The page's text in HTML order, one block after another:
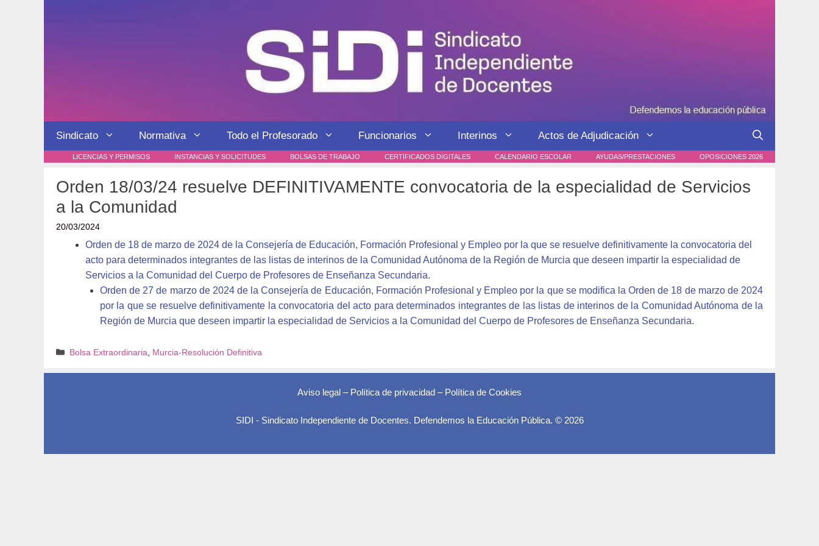
Sindicato Normativa Todo el Profesorado Funcionarios Interinos Actos de Adjudicación
LICENCIAS Y PERMISOS INSTANCIAS Y SOLICITUDES BOLSAS DE TRABAJO CERTIFICADOS DIGITALES CALENDARIO ESCOLAR AYUDAS/PRESTACIONES OPOSICIONES 2026
Orden 18/03/24 resuelve DEFINITIVAMENTE convocatoria de la especialidad de Servicios
a la Comunidad
20/03/2024
Orden de 18 de marzo de 2024 de la Consejería de Educación, Formación Profesional y Empleo por la que se resuelve definitivamente la convocatoria del
acto para determinados integrantes de las listas de interinos de la Comunidad Autónoma de la Región de Murcia que deseen impartir la especialidad de
Servicios a la Comunidad del Cuerpo de Profesores de Enseñanza Secundaria.
Orden de 27 de marzo de 2024 de la Consejería de Educación, Formación Profesional y Empleo por la que se modifica la Orden de 18 de marzo de 2024
por la que se resuelve definitivamente la convocatoria del acto para determinados integrantes de las listas de interinos de la Comunidad Autónoma de la
Región de Murcia que deseen impartir la especialidad de Servicios a la Comunidad del Cuerpo de Profesores de Enseñanza Secundaria.
Categorías
Bolsa Extraordinaria Murcia-Resolución Definitiva
Aviso legal – Política de privacidad – Política de Cookies
SIDI - Sindicato Independiente de Docentes. Defendemos la Educación Pública. © 2026